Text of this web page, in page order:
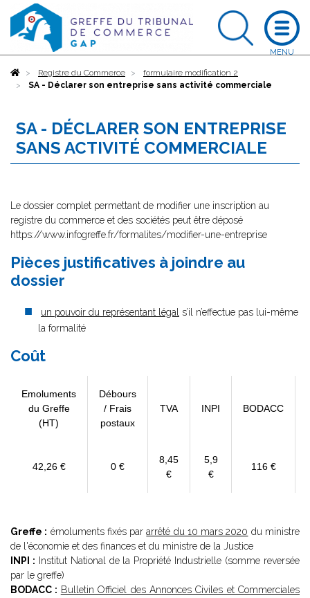
AccueilRegistre du Commerce
formulaire modification 2
SA - Déclarer son entreprise sans activité commerciale
SA - DÉCLARER SON ENTREPRISE
SANS ACTIVITÉ COMMERCIALE
Le dossier complet permettant de modifier une inscription au
registre du commerce et des sociétés peut être déposé
https://www.infogreffe.fr/formalites/modifier-une-entreprise
Pièces justificatives à joindre au
dossier
un pouvoir du représentant légal s’il n’effectue pas lui-même
la formalité
Coût
Emoluments
du Greffe
(HT)
Débours
/ Frais
postaux
TVA INPI BODACC
42,26 € 0 €
8,45
€
5,9
€
116 €
Greffe : émoluments fixés pararrêté du 10 mars 2020 du ministre
de l'économie et des finances et du ministre de la Justice
INPI : Institut National de la Propriété Industrielle (somme reversée
par le greffe)
BODACC : Bulletin Officiel des Annonces Civiles et Commerciales